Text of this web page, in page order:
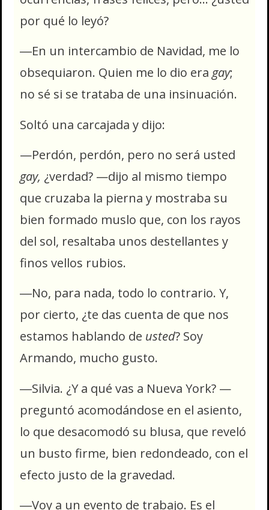
por qué lo leyó?
―En un intercambio de Navidad, me lo
obsequiaron. Quien me lo dio era gay;
no sé si se trataba de una insinuación.
Soltó una carcajada y dijo:
—Perdón, perdón, pero no será usted
gay, ¿verdad? —dijo al mismo tiempo
que cruzaba la pierna y mostraba su
bien formado muslo que, con los rayos
del sol, resaltaba unos destellantes y
finos vellos rubios.
―No, para nada, todo lo contrario. Y,
por cierto, ¿te das cuenta de que nos
estamos hablando de usted? Soy
Armando, mucho gusto.
―Silvia. ¿Y a qué vas a Nueva York? —
preguntó acomodándose en el asiento,
lo que desacomodó su blusa, que reveló
un busto firme, bien redondeado, con el
efecto justo de la gravedad.
―Voy a un evento de trabajo. Es el